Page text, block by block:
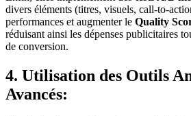
divers éléments (titres, visuels, call-to-
performances et augmenter le Quality
réduisant ainsi les dépenses publicitaires
de conversion.
4. Utilisation des Outils
Avancés: